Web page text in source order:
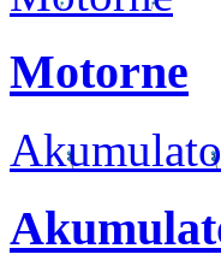
Motorne